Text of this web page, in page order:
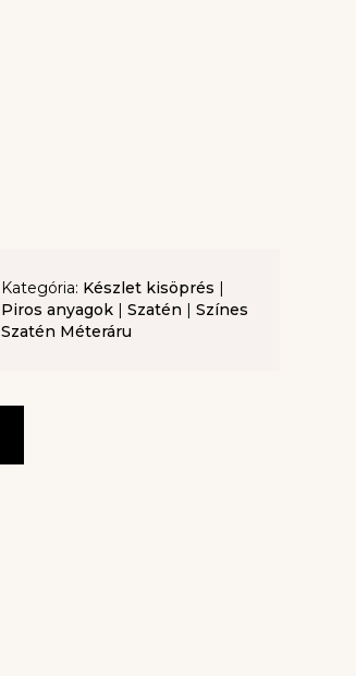
Kategória: Készlet kisöprés |
Piros anyagok | Szatén | Színes
Szatén Méteráru